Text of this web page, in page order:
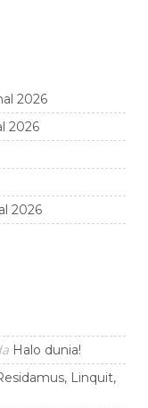
2026
2026
2026
Halo dunia!
Linquit,